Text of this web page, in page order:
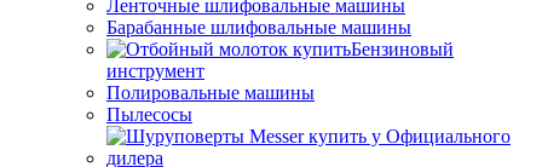
Ленточные шлифовальные машины
Барабанные шлифовальные машины
Бензиновый
инструмент
Полировальные машины
Пылесосы